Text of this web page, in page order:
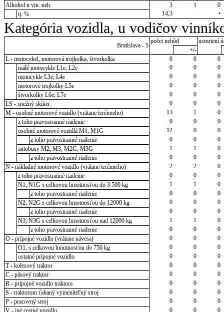
Alkohol u vin. neh.
3 1
0
tj. %
14,3 •
Kategória vozidla, u vodičov
Bratislava - 5
počet nehôd
usmrtení
+/-
L - motocykel, motorová trojkolka, štvorkolka
0 0
0
malé motocykle L1e, L2e
0 0
0
motocykle L3e, L4e
0 0
0
motorové trojkolky L5e
0 0
0
štvorkolky L6e, L7e
0 0
0
LS - snežný skúter
0 0
0
M - osobné motorové vozidlo (vrátane terénneho)
13 1
0
z toho pravostranné riadenie
0 0
0
osobné motorové vozidlá M1, M1G
12 0
0
z toho pravostranné riadenie
0 0
0
autobusy M2, M3, M2G, M3G
1 1
0
z toho pravostranné riadenie
0 0
0
N - nákladné motorové vozidlo (vrátane terénneho)
2 2
0
z toho pravostranné riadenie
0 0
0
N1, N1G s celkovou hmotnosťou do 3 500 kg
1 1
0
z toho pravostranné riadenie
0 0
0
N2, N2G s celkovou hmotnosťou do 12000 kg
0 0
0
z toho pravostranné riadenie
0 0
0
N3, N3G s celkovou hmotnosťou nad 12000 kg
1 1
0
z toho pravostranné riadenie
0 0
0
O - prípojné vozidlo (vrátane návesa)
0 0
0
O1, s celkovou hmotnosťou do 750 kg
0 0
0
ostatné prípojné vozidlo
0 0
0
T - kolesový traktor
0 0
0
C - pásový traktor
0 0
0
R - prípojné vozidlo traktora
0 0
0
S - traktorom ťahaný vymeniteľný stroj
0 0
0
P - pracovný stroj
0 0
0
V - iné cestné vozidlo
0 0
0